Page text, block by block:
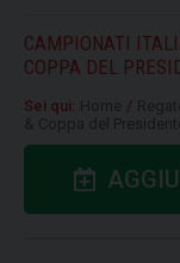
CAMPIONATI
COPPA DEL
Sei qui: /